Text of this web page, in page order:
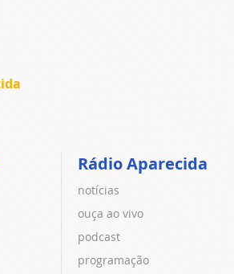
Rádio Aparecida
notícias
ouça ao vivo
podcast
programação